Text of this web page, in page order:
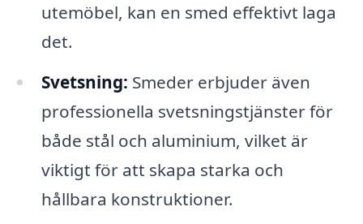
utemöbel, kan en smed effektivt laga
det.
Svetsning: Smeder erbjuder även
professionella svetsningstjänster för
både stål och aluminium, vilket är
viktigt för att skapa starka och
hållbara konstruktioner.